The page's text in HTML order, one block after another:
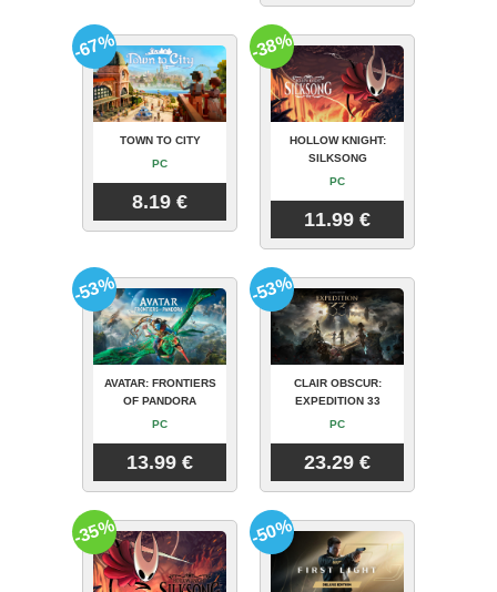
TOWN TO CITY
PC
8.19 €
-67%
HOLLOW KNIGHT:
SILKSONG
PC
11.99 €
-38%
AVATAR: FRONTIERS
OF PANDORA
PC
13.99 €
-53%
CLAIR OBSCUR:
EXPEDITION 33
PC
23.29 €
-53%
-35% -50%